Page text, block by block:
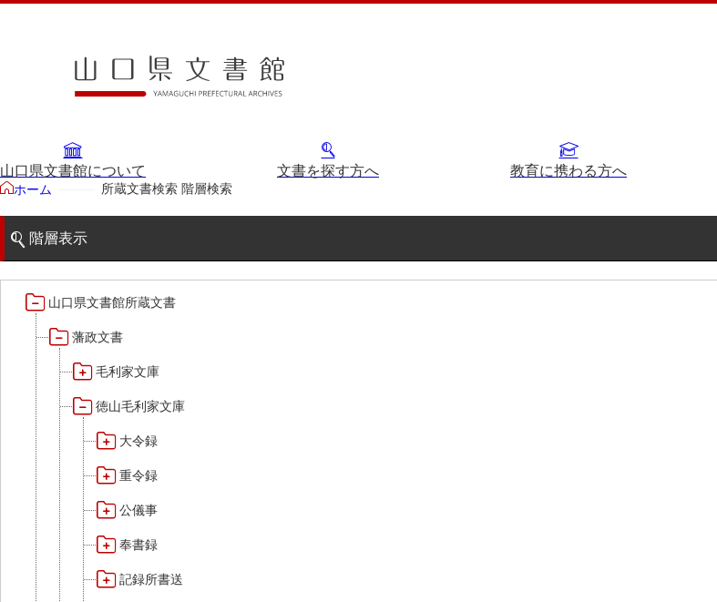
山口県文書館について 文書を探す方へ 教育に携わる方へ
ホーム 所蔵文書検索 階層検索
階層表示
山口県文書館所蔵文書
藩政文書
毛利家文庫
徳山毛利家文庫
大令録
重令録
公儀事
奉書録
記録所書送